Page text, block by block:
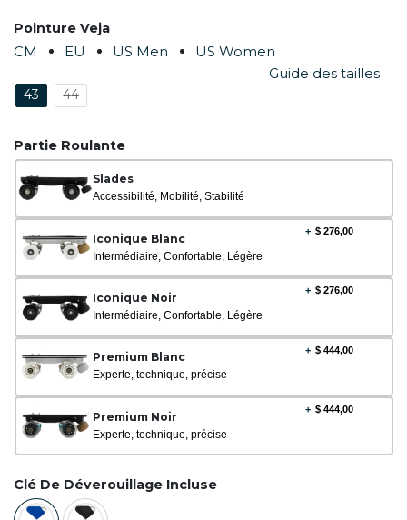
Pointure Veja
CM EU US Men
US Women
Guide des tailles
43 44
Partie Roulante
Slades
Accessibilité, Mobilité, Stabilité
Iconique Blanc
Intermédiaire, Confortable, Légère
+ $ 276,00
Iconique Noir
Intermédiaire, Confortable, Légère
+ $ 276,00
Premium Blanc
Experte, technique, précise
+ $ 444,00
Premium Noir
Experte, technique, précise
+ $ 444,00
Clé De Déverouillage Incluse